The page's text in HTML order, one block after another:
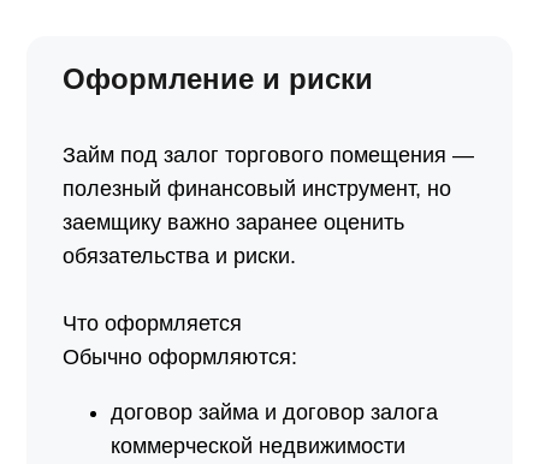
Оформление и риски
Займ под залог торгового помещения —
полезный финансовый инструмент, но
заемщику важно заранее оценить
обязательства и риски.
Что оформляется
Обычно оформляются:
договор займа и договор залога
коммерческой недвижимости